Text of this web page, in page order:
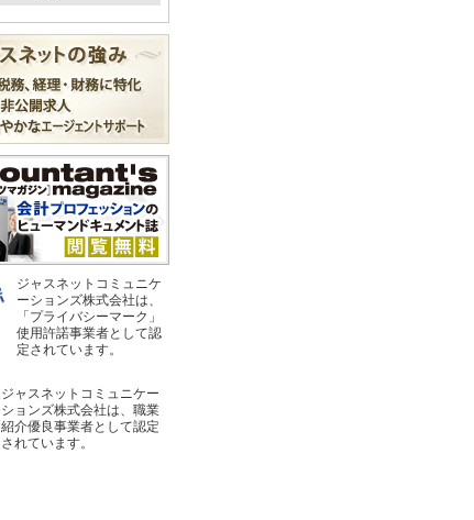
ジャスネットコミュニケ
ーションズ株式会社は、
「プライバシーマーク」
使用許諾事業者として認
定されています。
ジャスネットコミュニケー
ションズ株式会社は、職業
紹介優良事業者として認定
されています。